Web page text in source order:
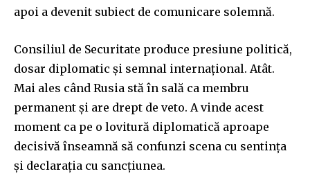
apoi a devenit subiect de comunicare solemnă.
Consiliul de Securitate produce presiune politică,
dosar diplomatic și semnal internațional. Atât.
Mai ales când Rusia stă în sală ca membru
permanent și are drept de veto. A vinde acest
moment ca pe o lovitură diplomatică aproape
decisivă înseamnă să confunzi scena cu sentința
și declarația cu sancțiunea.